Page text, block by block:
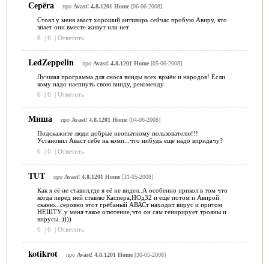
Серёга про Avast! 4.8.1201 Home[06-06-2008]
Стоял у меня аваст хороший антивирь сейчас пробую Авиру, кто
знает они вместе живут или нет
6
| 6 | Ответить
LedZeppelin про Avast! 4.8.1201 Home[05-06-2008]
Лучшая программа для сноса винды всех врмён и народов! Если
кому надо наепнуть свою винду, рекоменду.
6
| 6 | Ответить
Миша про Avast! 4.8.1201 Home[04-06-2008]
Подскажите люди добрые неопытному пользователю!!!
Установил Аваст себе на комп...что нибудь еще надо впридачу?
6
| 6 | Ответить
TUT про Avast! 4.8.1201 Home[31-05-2008]
Как я её не ставил,где я её не видел..А особенно прикол в том что
когда перед ней ставлю Каспера,НОд32 и ещё потом и Авирой
сканю...серовно этот грёбаный АВАСт находит вирус и притом
НЕШТУ..у меня такое отютение,что он сам генирирует трояны и
вирусы..))))
6
| 6 | Ответить
kotikrot про Avast! 4.8.1201 Home[30-05-2008]